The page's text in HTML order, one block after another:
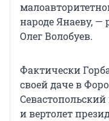
народе Янаеву, —
Олег Волобуев.
Фактически
своей даче в
и вертолет